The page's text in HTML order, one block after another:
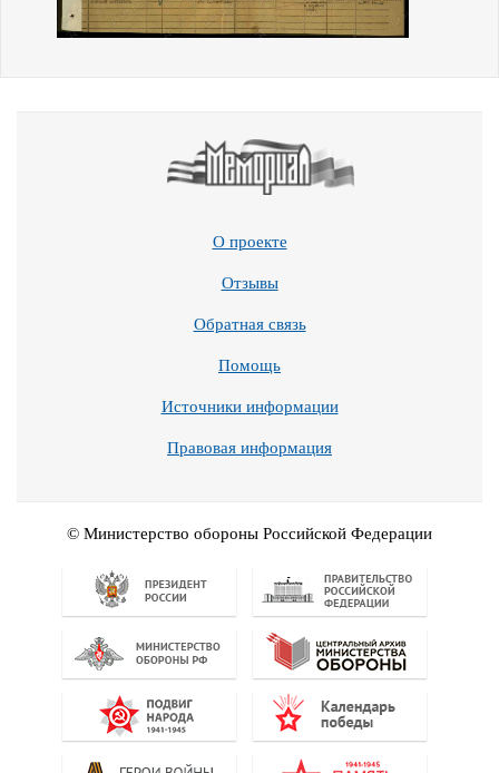
О проекте
Отзывы
Обратная связь
Помощь
Источники информации
Правовая информация
© Министерство обороны Российской Федерации